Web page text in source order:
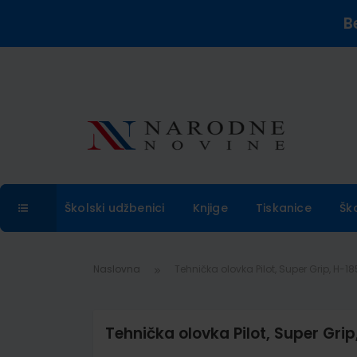
Školski udžbenici Knjige Tiskanice
Naslovna
Tehnička olovka Pilot, Super